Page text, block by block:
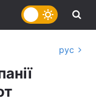
рус